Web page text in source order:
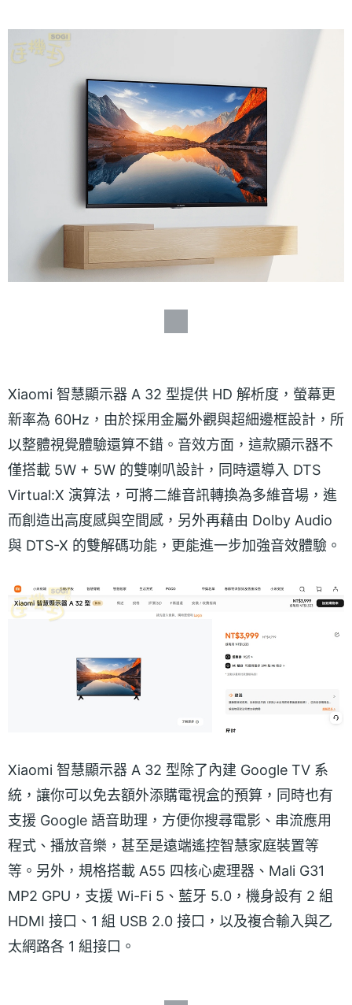
Xiaomi 智慧顯示器 A 32 型提供 HD 解析度，螢幕更
新率為 60Hz，由於採用金屬外觀與超細邊框設計，所
以整體視覺體驗還算不錯。音效方面，這款顯示器不
僅搭載 5W + 5W 的雙喇叭設計，同時還導入 DTS
Virtual:X 演算法，可將二維音訊轉換為多維音場，進
而創造出高度感與空間感，另外再藉由 Dolby Audio
與 DTS-X 的雙解碼功能，更能進一步加強音效體驗。
Xiaomi 智慧顯示器 A 32 型除了內建 Google TV 系
統，讓你可以免去額外添購電視盒的預算，同時也有
支援 Google 語音助理，方便你搜尋電影、串流應用
程式、播放音樂，甚至是遠端遙控智慧家庭裝置等
等。另外，規格搭載 A55 四核心處理器、Mali G31
MP2 GPU，支援 Wi-Fi 5、藍牙 5.0，機身設有 2 組
HDMI 接口、1 組 USB 2.0 接口，以及複合輸入與乙
太網路各 1 組接口。